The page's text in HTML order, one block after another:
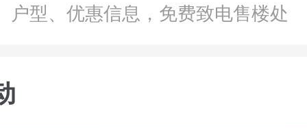
户型、优惠信息，免费致电售楼处